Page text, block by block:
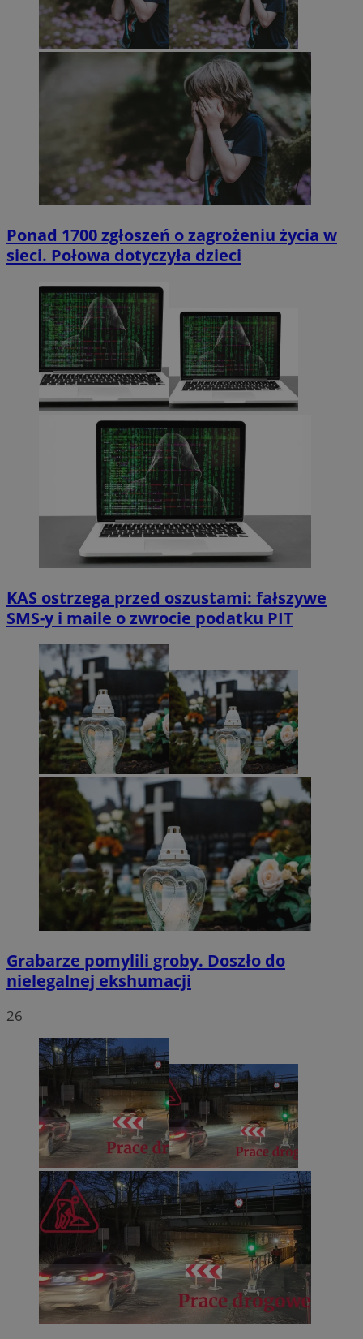
Ponad 1700 zgłoszeń o zagrożeniu życia w
sieci. Połowa dotyczyła dzieci
KAS ostrzega przed oszustami: fałszywe
SMS-y i maile o zwrocie podatku PIT
Grabarze pomylili groby. Doszło do
nielegalnej ekshumacji
26